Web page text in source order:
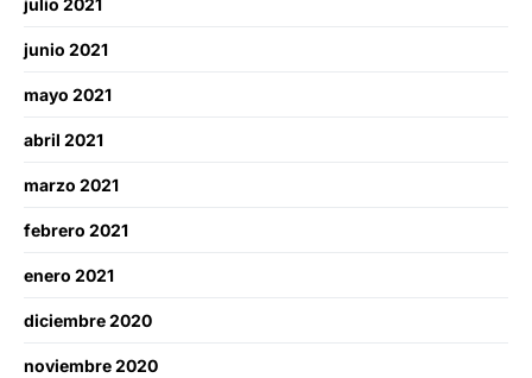
julio 2021
junio 2021
mayo 2021
abril 2021
marzo 2021
febrero 2021
enero 2021
diciembre 2020
noviembre 2020